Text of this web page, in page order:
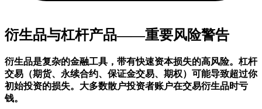
衍生品与杠杆产品——重要风险警告
衍生品是复杂的金融工具，带有快速资本损失的高风险。杠杆
交易（期货、永续合约、保证金交易、期权）可能导致超过你
初始投资的损失。大多数散户投资者账户在交易衍生品时亏
钱。